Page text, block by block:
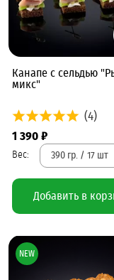
Канапе с сельдью
микс"
(4)
1 390 ₽
390 гр. / 17 шт
Добавить в
NEW